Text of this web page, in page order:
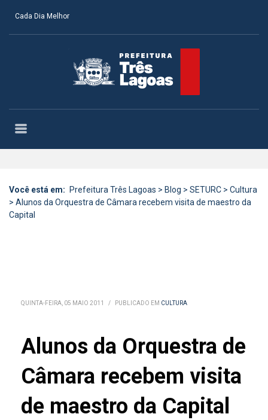
Cada Dia Melhor
Você está em: Prefeitura Três Lagoas > Blog > SETURC > Cultura
> Alunos da Orquestra de Câmara recebem visita de maestro da
Capital
QUINTA-FEIRA, 05 MAIO 2011 / PUBLICADO EM CULTURA
Alunos da Orquestra de
Câmara recebem visita
de maestro da Capital